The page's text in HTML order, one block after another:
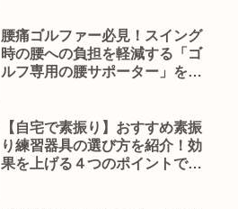
腰痛ゴルファー必見！スイング
時の腰への負担を軽減する「ゴ
ルフ専用の腰サポーター」を紹
【自宅で素振り】おすすめ素振
り練習器具の選び方を紹介！効
果を上げる４つのポイントでス